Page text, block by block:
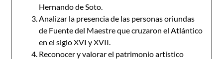
Hernando de Soto.
Analizar la presencia de las personas oriundas
de Fuente del Maestre que cruzaron el Atlántico
en el siglo XVI y XVII.
Reconocer y valorar el patrimonio artístico